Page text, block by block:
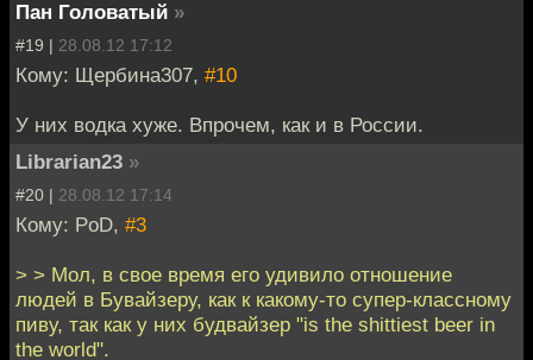
Пан Головатый »
#19 | 28.08.12 17:12
Кому: Щербина307, #10
У них водка хуже. Впрочем, как и в России.
Librarian23 »
#20 | 28.08.12 17:14
Кому: PoD, #3
> > Мол, в свое время его удивило отношение
людей в Бувайзеру, как к какому-то супер-классному
пиву, так как у них будвайзер "is the shittiest beer in
the world".